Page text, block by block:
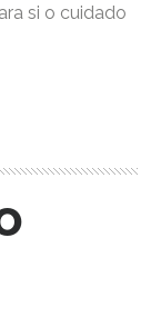
si o cuidado